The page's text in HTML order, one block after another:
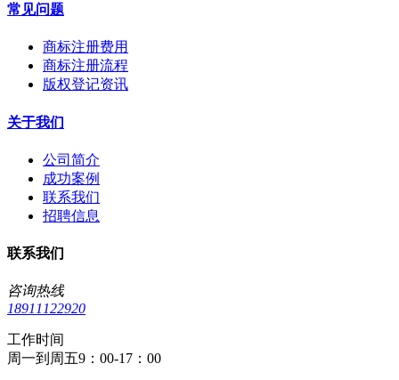
常见问题
商标注册费用
商标注册流程
版权登记资讯
关于我们
公司简介
成功案例
联系我们
招聘信息
联系我们
咨询热线
18911122920
工作时间
周一到周五9：00-17：00